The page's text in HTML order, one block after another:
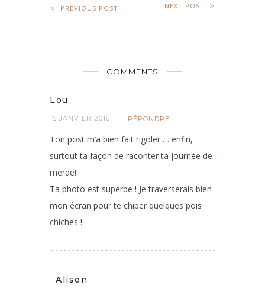
PREVIOUS POST NEXT POST
COMMENTS
Lou
15 JANVIER 2016 RÉPONDRE
Ton post m’a bien fait rigoler … enfin,
surtout ta façon de raconter ta journée de
merde!
Ta photo est superbe ! Je traverserais bien
mon écran pour te chiper quelques pois
chiches !
Alison